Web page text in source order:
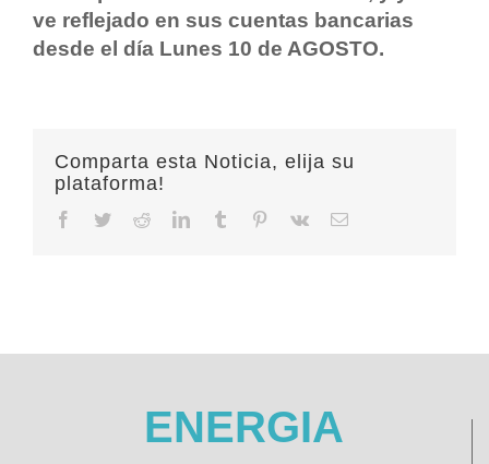
ve reflejado en sus cuentas bancarias
desde el día Lunes 10 de AGOSTO.
Comparta esta Noticia, elija su
plataforma!
Facebook
TwitterRedditLinkedInTumblr Pinterest
Vk Email
ENERGIA